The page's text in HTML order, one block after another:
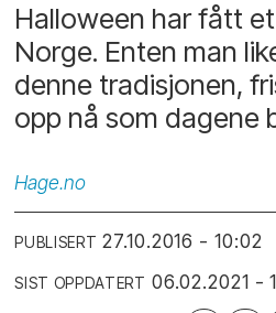
Halloween har fått
Norge. Enten man
denne tradisjonen,
opp nå som dagene
Hage.no
PUBLISERT 27.10.2016 - 10:02
SIST OPPDATERT 06.02.2021 -